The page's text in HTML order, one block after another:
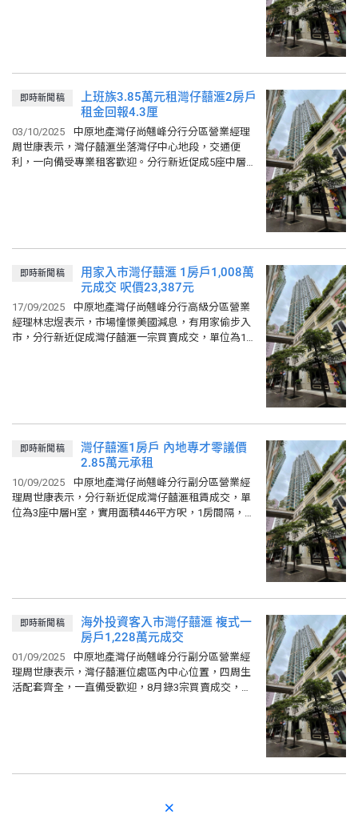
即時新聞稿
上班族3.85萬元租灣仔囍滙2房戶
租金回報4.3厘
03/10/2025
中原地產灣仔尚翹峰分行分區營業經理
周世康表示，灣仔囍滙坐落灣仔中心地段，交通便
利，一向備受專業租客歡迎。分行新近促成5座中層H
即時新聞稿
用家入市灣仔囍滙 1房戶1,008萬
元成交 呎價23,387元
17/09/2025
中原地產灣仔尚翹峰分行高級分區營業
經理林忠煜表示，市場憧憬美國減息，有用家偷步入
市，分行新近促成灣仔囍滙一宗買賣成交，單位為1座
即時新聞稿
灣仔囍滙1房戶 內地專才零議價
2.85萬元承租
10/09/2025
中原地產灣仔尚翹峰分行副分區營業經
理周世康表示，分行新近促成灣仔囍滙租賃成交，單
位為3座中層H室，實用面積446平方呎，1房間隔，向
即時新聞稿
海外投資客入市灣仔囍滙 複式一
房戶1,228萬元成交
01/09/2025
中原地產灣仔尚翹峰分行副分區營業經
理周世康表示，灣仔囍滙位處區內中心位置，四周生
活配套齊全，一直備受歡迎，8月錄3宗買賣成交，平